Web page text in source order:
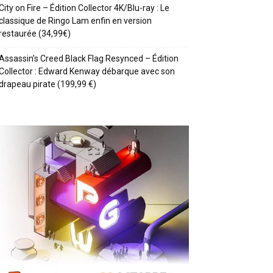
on Fire – Édition Collector 4K/Blu-ray : Le
de Ringo Lam enfin en version
(34,99€)
Creed Black Flag Resynced – Édition
: Edward Kenway débarque avec son
pirate (199,99 €)